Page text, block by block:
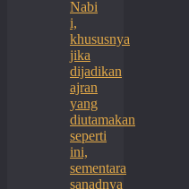
Nabi
i,
khususnya
jika
dijadikan
ajran
yang
diutamakan
seperti
ini,
sementara
sanadnya